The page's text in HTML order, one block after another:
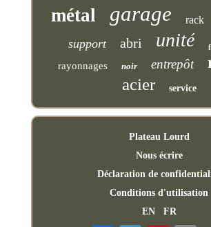
métal garage rack
support abri unité
rayonnages noir entrepôt
acier service
Plateau Lourd
Nous écrire
Déclaration de
Conditions d'utilisation
EN
FR